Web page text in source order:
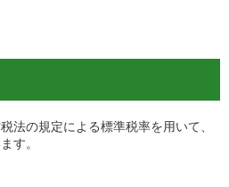
法の規定による標準税率を用いて、
す。